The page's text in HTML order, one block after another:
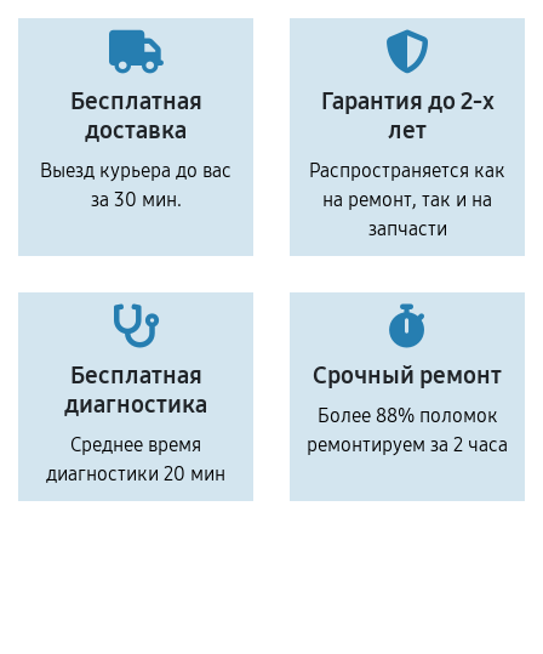
Бесплатная
доставка
Выезд курьера до вас
за 30 мин.
Гарантия до 2-х
лет
Распространяется как
на ремонт, так и на
запчасти
Бесплатная
диагностика
Среднее время
диагностики 20 мин
Срочный ремонт
Более 88% поломок
ремонтируем за 2 часа